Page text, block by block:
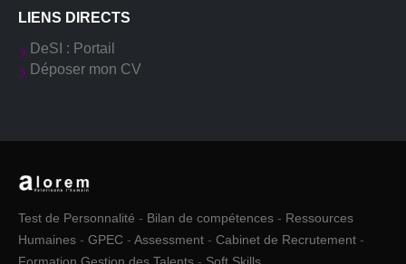
LIENS DIRECTS
DeSI : Portail
Déposer mon CV
Test de Personnalité - Bilan de compétences - Ressources
Humaines - GPEC - Assessment - Cabinet de Recrutement -
Formation Gestion des Talents - Soft Skills